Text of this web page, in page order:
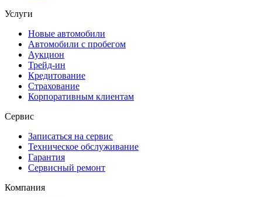
Услуги
Новые автомобили
Автомобили с пробегом
Аукцион
Трейд-ин
Кредитование
Страхование
Корпоративным клиентам
Сервис
Записаться на сервис
Техническое обслуживание
Гарантия
Сервисный ремонт
Компания